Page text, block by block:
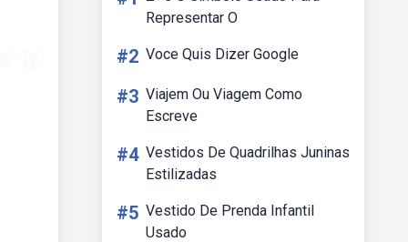
Representar O
#2 Voce Quis Dizer Google
#3 Viajem Ou Viagem Como
Escreve
#4 Vestidos De Quadrilhas Juninas
Estilizadas
#5 Vestido De Prenda Infantil
Usado